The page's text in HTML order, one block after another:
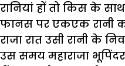
रानियां हों तो किस के
फानस पर एकएक रानी
राजा रात उसी रानी के
उस समय महाराजा